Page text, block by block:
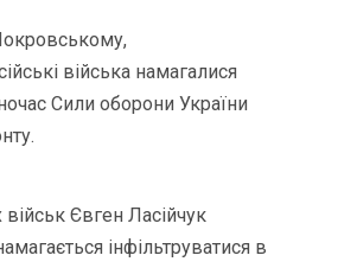
війська намагалися
Сили оборони України
Євген Ласійчук
інфільтруватися в